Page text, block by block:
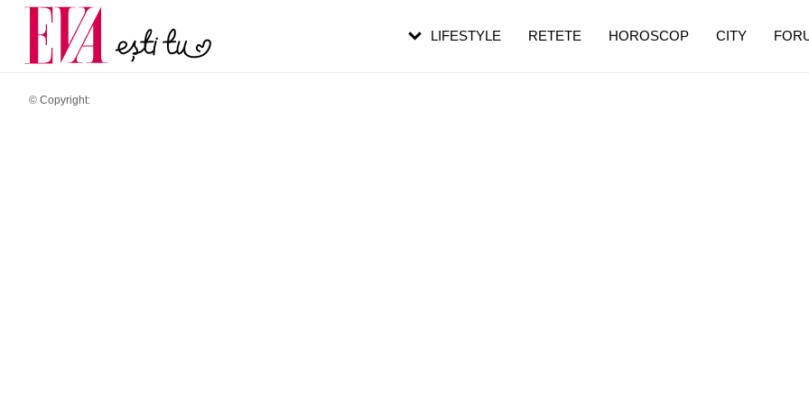
© Copyright:
LIFESTYLE RETETE HOROSCOP CITY
Carieră
Actualitate
pe măsură ce înaintezi în vârstă
de dureroasă este investigația